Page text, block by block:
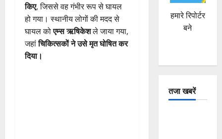
किए, जिससे वह गंभीर रूप से घायल
हो गया। स्थानीय लोगों की मदद से
घायल कोएम्स ऋषिकेशले जाया गया,
जहांचिकित्सकों ने उसे मृत घोषित कर
दिया।
हमारे रिपोर्टर
बने
तजा खबरें